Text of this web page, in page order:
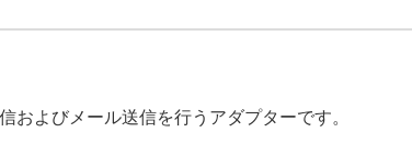
およびメール送信を行うアダプターです。